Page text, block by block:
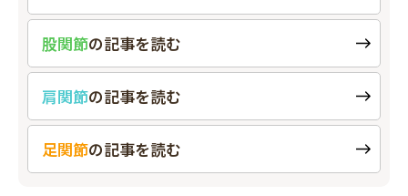
股関節の記事を読む
肩関節の記事を読む
足関節の記事を読む